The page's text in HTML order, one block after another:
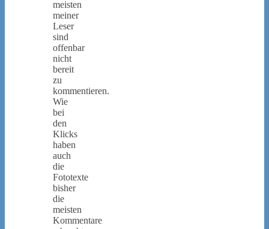
meisten
meiner
Leser
sind
offenbar
nicht
bereit
zu
kommentieren.
Wie
bei
den
Klicks
haben
auch
die
Fototexte
bisher
die
meisten
Kommentare